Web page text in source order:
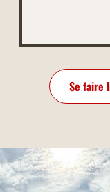
Se faire